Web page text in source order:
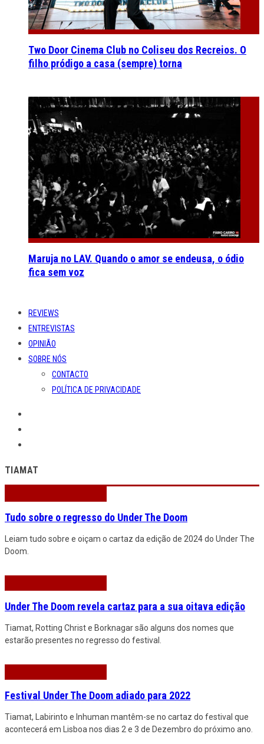
Two Door Cinema Club no Coliseu dos Recreios. O
filho pródigo a casa (sempre) torna
Maruja no LAV. Quando o amor se endeusa, o ódio
fica sem voz
REVIEWS
ENTREVISTAS
OPINIÃO
SOBRE NÓS
CONTACTO
POLÍTICA DE PRIVACIDADE
TIAMAT
Tudo sobre o regresso do Under The Doom
Leiam tudo sobre e oiçam o cartaz da edição de 2024 do Under The
Doom.
Under The Doom revela cartaz para a sua oitava edição
Tiamat, Rotting Christ e Borknagar são alguns dos nomes que
estarão presentes no regresso do festival.
Festival Under The Doom adiado para 2022
Tiamat, Labirinto e Inhuman mantêm-se no cartaz do festival que
acontecerá em Lisboa nos dias 2 e 3 de Dezembro do próximo ano.